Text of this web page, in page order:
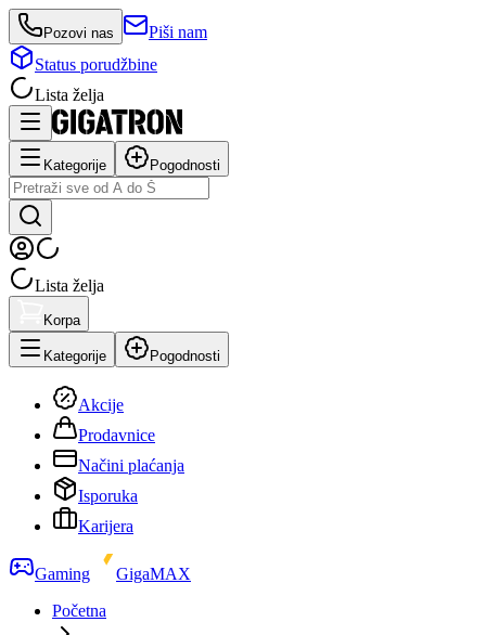
Pozovi nas
Piši nam
Status porudžbine
Lista želja
Kategorije Pogodnosti
Lista želja
Korpa
Kategorije Pogodnosti
Akcije
Prodavnice
Načini plaćanja
Isporuka
Karijera
Gaming
GigaMAX
Početna